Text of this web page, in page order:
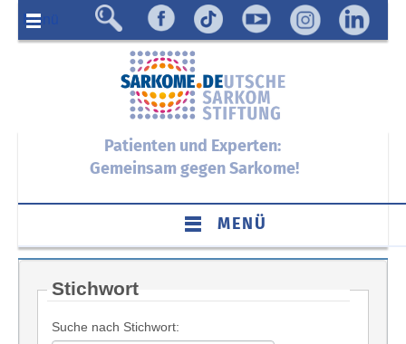
Menü
Patienten und Experten:
Gemeinsam gegen Sarkome!
MENÜ
Stichwort
Suche nach Stichwort: